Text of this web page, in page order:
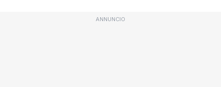
ANNUNCIO